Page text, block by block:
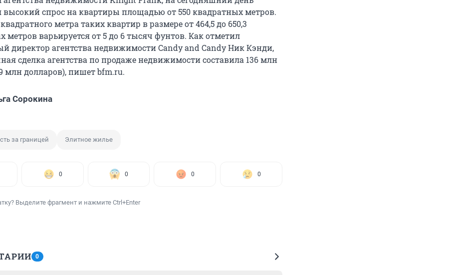
высокий спрос на квартиры площадью от 550 квадратных метров.
метра таких квартир в размере от 464,5 до 650,3
метров варьируется от 5 до 6 тысяч фунтов. Как отметил
директор агентства недвижимости Candy and Candy Ник Кэнди,
сделка агентства по продаже недвижимости составила 136 млн
млн долларов), пишет bfm.ru.
Сорокина
за границей Элитное жилье
0 0 0 0
Выделите фрагмент и нажмите Ctrl+Enter
0